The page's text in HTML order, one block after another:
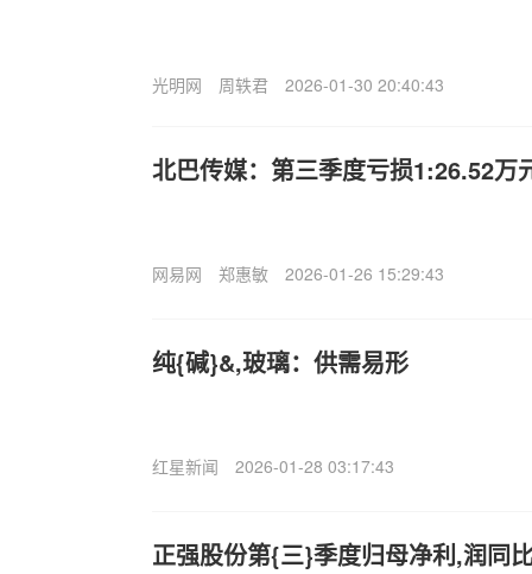
光明网 周轶君 2026-01-30 20:40:43
北巴传媒：第三季度亏损1:26.52万
网易网 郑惠敏 2026-01-26 15:29:43
纯{碱}&,玻璃：供需易形
红星新闻 2026-01-28 03:17:43
正强股份第{三}季度归母净利,润同